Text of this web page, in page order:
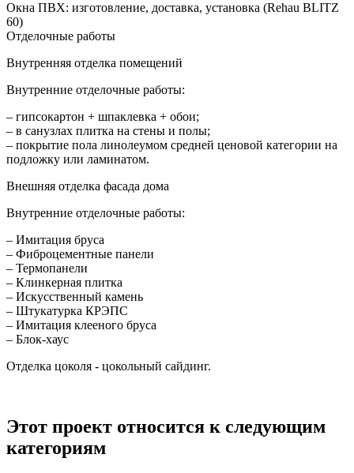
Окна ПВХ: изготовление, доставка, установка (Rehau BLITZ
60)
Отделочные работы
Внутренняя отделка помещений
Внутренние отделочные работы:
– гипсокартон + шпаклевка + обои;
– в санузлах плитка на стены и полы;
– покрытие пола линолеумом средней ценовой категории на
подложку или ламинатом.
Внешняя отделка фасада дома
Внутренние отделочные работы:
– Имитация бруса
– Фиброцементные панели
– Термопанели
– Клинкерная плитка
– Искусственный камень
– Штукатурка КРЭПС
– Имитация клееного бруса
– Блок-хаус
Отделка цоколя - цокольный сайдинг.
Этот проект относится к следующим
категориям